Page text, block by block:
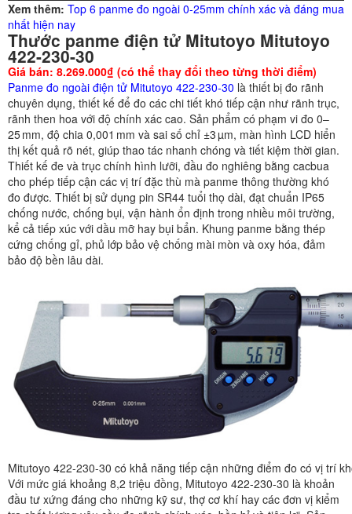
Xem thêm: Top 6 panme đo ngoài 0-25mm chính xác và đáng mua
nhất hiện nay
Thước panme điện tử Mitutoyo Mitutoyo
422-230-30
Giá bán: 8.269.000₫ (có thể thay đổi theo từng thời điểm)
Panme đo ngoài điện tử Mitutoyo 422-230-30 là thiết bị đo rãnh
chuyên dụng, thiết kế để đo các chi tiết khó tiếp cận như rãnh trục,
rãnh then hoa với độ chính xác cao. Sản phẩm có phạm vi đo 0–
25 mm, độ chia 0,001 mm và sai số chỉ ±3 µm, màn hình LCD hiển
thị kết quả rõ nét, giúp thao tác nhanh chóng và tiết kiệm thời gian.
Thiết kế đe và trục chính hình lưỡi, đầu đo nghiêng bằng cacbua
cho phép tiếp cận các vị trí đặc thù mà panme thông thường khó
đo được. Thiết bị sử dụng pin SR44 tuổi thọ dài, đạt chuẩn IP65
chống nước, chống bụi, vận hành ổn định trong nhiều môi trường,
kể cả tiếp xúc với dầu mỡ hay bụi bẩn. Khung panme bằng thép
cứng chống gỉ, phủ lớp bảo vệ chống mài mòn và oxy hóa, đảm
bảo độ bền lâu dài.
Mitutoyo 422-230-30 có khả năng tiếp cận những điểm đo có vị trí
Với mức giá khoảng 8,2 triệu đồng, Mitutoyo 422-230-30 là khoản
đầu tư xứng đáng cho những kỹ sư, thợ cơ khí hay các đơn vị kiểm